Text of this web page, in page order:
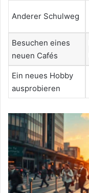
Anderer Schulweg
Besuchen eines
neuen Cafés
Ein neues Hobby
ausprobieren